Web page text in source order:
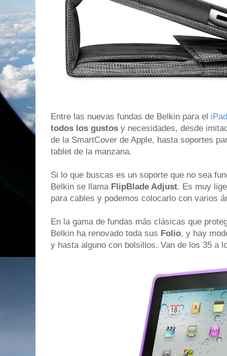
Entre las nuevas fundas de Belkin para el
todos los gustos y necesidades, desde
de la SmartCover de Apple, hasta soportes
tablet de la manzana.
Si lo que buscas es un soporte que no sea
Belkin se llama FlipBlade Adjust. Es muy
para cables y podemos colocarlo con varios
En la gama de fundas más clásicas que
Belkin ha renovado toda sus Folio, y hay
y hasta alguno con bolsillos. Van de los 35 a